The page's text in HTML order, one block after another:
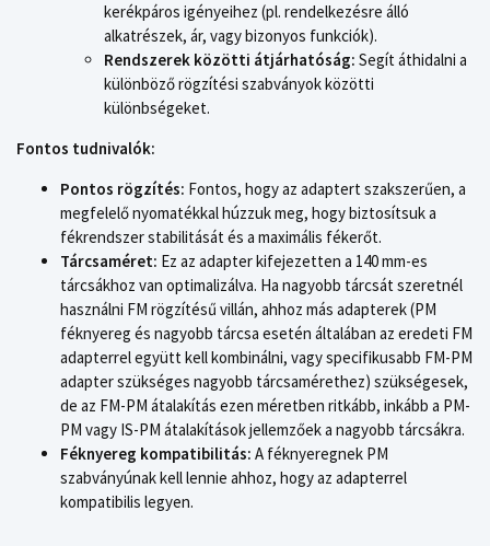
kerékpáros igényeihez (pl. rendelkezésre álló
alkatrészek, ár, vagy bizonyos funkciók).
Rendszerek közötti átjárhatóság: Segít áthidalni a
különböző rögzítési szabványok közötti
különbségeket.
Fontos tudnivalók:
Pontos rögzítés: Fontos, hogy az adaptert szakszerűen, a
megfelelő nyomatékkal húzzuk meg, hogy biztosítsuk a
fékrendszer stabilitását és a maximális fékerőt.
Tárcsaméret: Ez az adapter kifejezetten a 140 mm-es
tárcsákhoz van optimalizálva. Ha nagyobb tárcsát szeretnél
használni FM rögzítésű villán, ahhoz más adapterek (PM
féknyereg és nagyobb tárcsa esetén általában az eredeti FM
adapterrel együtt kell kombinálni, vagy specifikusabb FM-PM
adapter szükséges nagyobb tárcsamérethez) szükségesek,
de az FM-PM átalakítás ezen méretben ritkább, inkább a PM-
PM vagy IS-PM átalakítások jellemzőek a nagyobb tárcsákra.
Féknyereg kompatibilitás: A féknyeregnek PM
szabványúnak kell lennie ahhoz, hogy az adapterrel
kompatibilis legyen.